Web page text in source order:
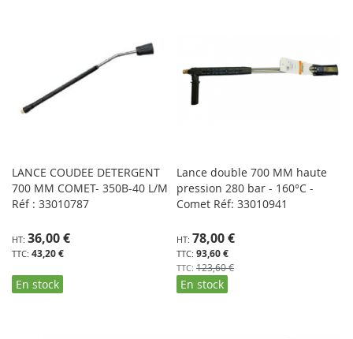
LANCE COUDEE DETERGENT
700 MM COMET- 350B-40 L/M
Réf : 33010787
43,20 €
36,00 €
En stock
Lance double 700 MM haute
pression 280 bar - 160°C -
Comet Réf: 33010941
Prix
Spécial93,60 €
78,00 €
123,60 €
En stock